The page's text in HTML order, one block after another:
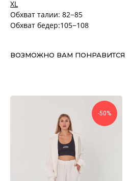
XL
Обхват талии: 82−85
Обхват бедер:105−108
ВОЗМОЖНО ВАМ ПОНРАВИТСЯ
-50%